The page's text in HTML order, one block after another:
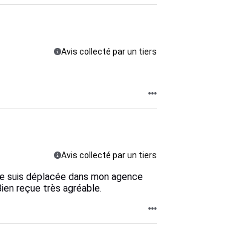
Avis collecté par un tiers
Avis collecté par un tiers
suis déplacée dans mon agence
reçue très agréable.